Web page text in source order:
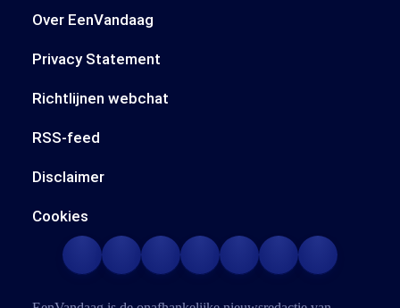
Over EenVandaag
Privacy Statement
Richtlijnen webchat
RSS-feed
Disclaimer
Cookies